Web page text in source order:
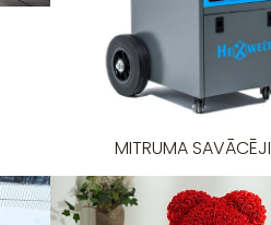
MITRUMA SAVĀCĒJI